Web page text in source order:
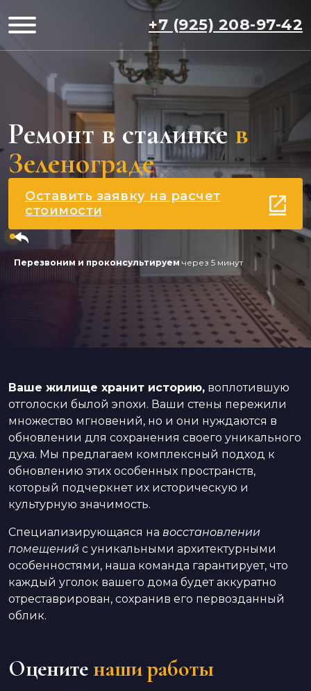
+7 (925) 208-97-42
Ремонт в сталинке в
Зеленограде
Оставить заявку на расчет
стоимости
Перезвоним и проконсультируем через 5 минут
Ваше жилище хранит историю, воплотившую
отголоски былой эпохи. Ваши стены пережили
множество мгновений, но и они нуждаются в
обновлении для сохранения своего уникального
духа. Мы предлагаем комплексный подход к
обновлению этих особенных пространств,
который подчеркнет их историческую и
культурную значимость.
Специализирующаяся на восстановлении
помещений с уникальными архитектурными
особенностями, наша команда гарантирует, что
каждый уголок вашего дома будет аккуратно
отреставрирован, сохранив его первозданный
облик.
Оцените наши работы